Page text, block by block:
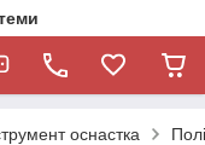
оснастка